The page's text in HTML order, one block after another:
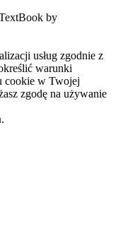
by
usług zgodnie z
warunki
cookie w Twojej
zgodę na używanie
.